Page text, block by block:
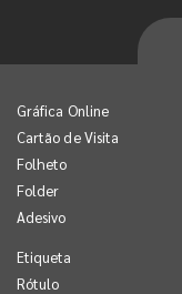
Gráfica Online
Cartão de Visita
Folheto
Folder
Adesivo
Etiqueta
Rótulo